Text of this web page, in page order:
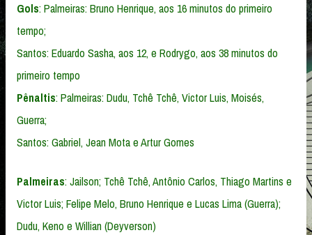
Gols: Palmeiras: Bruno Henrique, aos 16 minutos do primeiro
tempo;
Santos: Eduardo Sasha, aos 12, e Rodrygo, aos 38 minutos do
primeiro tempo
Pênaltis: Palmeiras: Dudu, Tchê Tchê, Victor Luis, Moisés,
Guerra;
Santos: Gabriel, Jean Mota e Artur Gomes
Palmeiras: Jailson; Tchê Tchê, Antônio Carlos, Thiago Martins e
Victor Luis; Felipe Melo, Bruno Henrique e Lucas Lima (Guerra);
Dudu, Keno e Willian (Deyverson)